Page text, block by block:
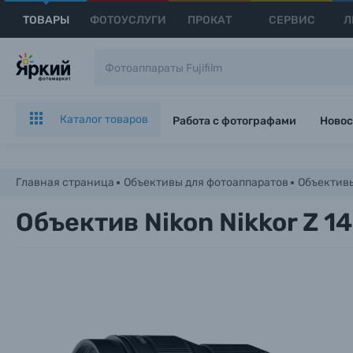
ТОВАРЫ ФОТОУСЛУГИ ПРОКАТ СЕРВИС
Каталог товаров Работа с фотографами
Главная страница Объективы для фотоаппаратов
Объектив Nikon Nikkor Z